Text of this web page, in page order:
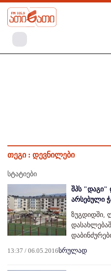
თეგი : დევნილები
სტატიები
შპს "დაგი"
არსებული
ზუგდიდში,
13:37 / 06.05.2016სრულად